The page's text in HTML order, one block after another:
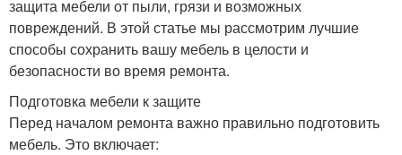
защита мебели от пыли, грязи и возможных
повреждений. В этой статье мы рассмотрим лучшие
способы сохранить вашу мебель в целости и
безопасности во время ремонта.
Подготовка мебели к защите
Перед началом ремонта важно правильно подготовить
мебель. Это включает: